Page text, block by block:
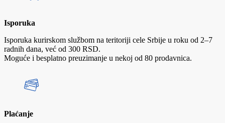
Isporuka
Isporuka kurirskom službom na teritoriji cele Srbije u roku od 2–7
radnih dana, već od 300 RSD.
Moguće i besplatno preuzimanje u nekoj od 80 prodavnica.
Plaćanje